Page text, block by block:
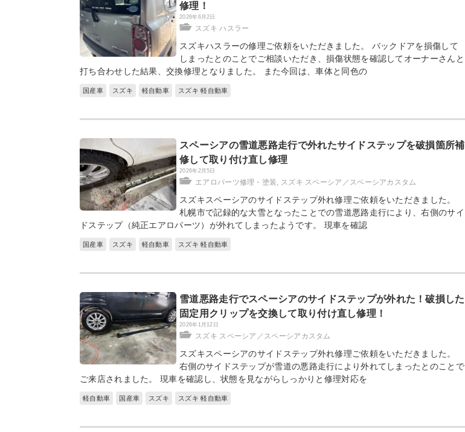
修理！
2026年6月2日
スズキ ハスラー
スズキハスラーの修理ご依頼をいただきました。 バックドアを損傷して
しまったとのことでご相談いただき、損傷状態を確認してオーナーさんと
打ち合わせした結果、交換修理となりました。 また今回は、車体と同色の
国産車 スズキ 軽自動車 スズキ 軽自動車
スペーシアの雪道悪路走行で外れたサイドステップを破損箇所補
修して取り付け直し修理
2026年2月5日
エアロパーツ修理・塗装, スズキ スペーシア／スペーシアカスタム
スズキスペーシアのサイドステップ外れ修理ご依頼をいただきました。
札幌市で記録的な大雪となったことでの雪道悪路走行により、右側のサイ
ドステップ（純正エアロパーツ）が外れてしまったようです。 現車を確認
国産車 スズキ 軽自動車 スズキ 軽自動車
雪道悪路走行でスペーシアのサイドステップが外れた！破損した
固定用クリップを交換して取り付け直し修理！
2026年1月12日
スズキ スペーシア／スペーシアカスタム
スズキスペーシアのサイドステップ外れ修理ご依頼をいただきました。
右側のサイドステップが雪道の悪路走行により外れてしまったとのことで
ご来店されました。 現車を確認し、状態を見ながらしっかりと修理対応を
軽自動車 国産車 スズキ スズキ 軽自動車